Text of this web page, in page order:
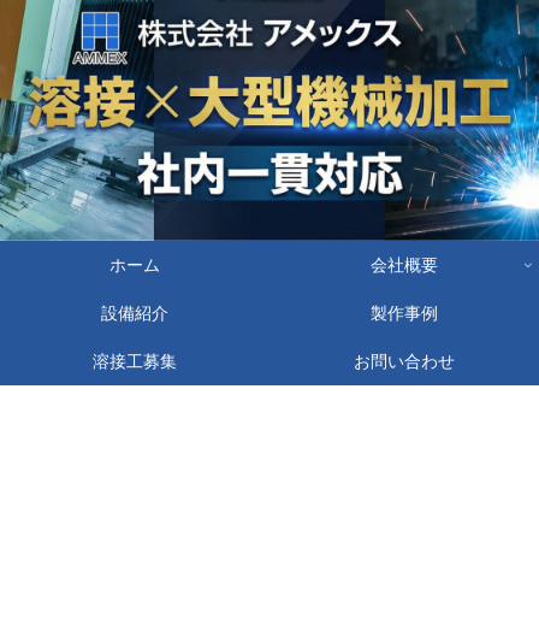
ホーム 会社概要
設備紹介 製作事例
溶接工募集 お問い合わせ